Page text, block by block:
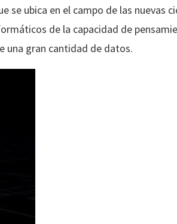
se ubica en el campo de las nuevas
de la capacidad de
una gran cantidad de datos.